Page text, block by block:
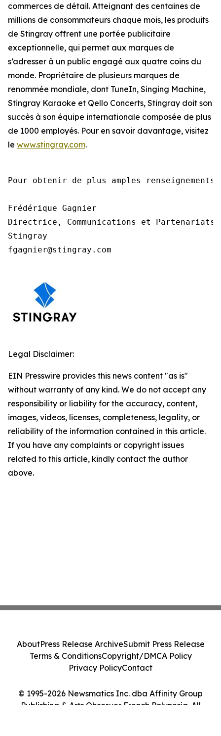
commerces de détail. Atteignant des centaines de
millions de consommateurs chaque mois, les produits
de Stingray offrent une portée publicitaire
exceptionnelle, qui permet aux marques de
s’adresser à un public engagé aux quatre coins du
monde. Propriétaire de plusieurs marques de
renommée mondiale, dont TuneIn, Singing Machine,
Stingray Karaoke et Qello Concerts, Stingray doit son
succès à son équipe internationale composée de plus
de 1000 employés. Pour en savoir davantage, visitez
le www.stingray.com.
Pour obtenir de plus amples
Frédérique Gagnier
Directrice, Communications et Partenariats
Stingray
fgagnier@stingray.com
Legal Disclaimer:
EIN Presswire provides this news content "as is"
without warranty of any kind. We do not accept any
responsibility or liability for the accuracy, content,
images, videos, licenses, completeness, legality, or
reliability of the information contained in this article.
If you have any complaints or copyright issues
related to this article, kindly contact the author
above.
© 1995-2026 Newsmatics Inc. dba Affinity Group
Publishing & Arts Observer French Polynesia. All
AboutPress Release ArchiveSubmit Press Release
Terms & ConditionsCopyright/DMCA Policy
Privacy PolicyContact